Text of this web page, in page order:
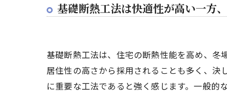
施主様・
「
葛飾区新
新築
基礎断熱工法は快適性が高い一方
基礎断熱工法は、住宅の断熱性能を高め、
居住性の高さから採用されることも多く、
に重要な工法であると強く感じます。一般